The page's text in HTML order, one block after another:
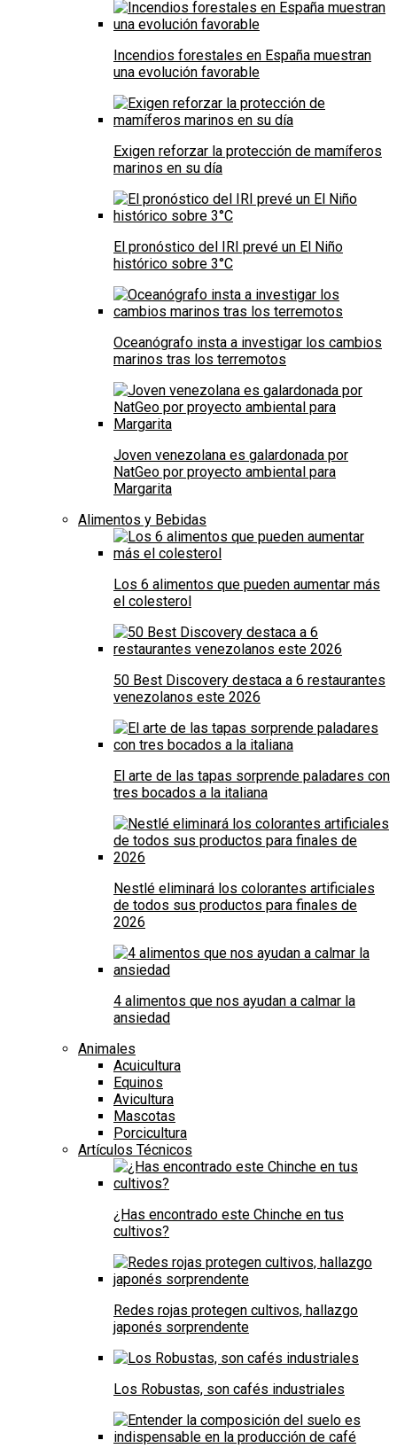
Incendios forestales en España muestran
una evolución favorable
Exigen reforzar la protección de mamíferos
marinos en su día
El pronóstico del IRI prevé un El Niño
histórico sobre 3°C
Oceanógrafo insta a investigar los cambios
marinos tras los terremotos
Joven venezolana es galardonada por
NatGeo por proyecto ambiental para
Margarita
Alimentos y Bebidas
Los 6 alimentos que pueden aumentar más
el colesterol
50 Best Discovery destaca a 6 restaurantes
venezolanos este 2026
El arte de las tapas sorprende paladares con
tres bocados a la italiana
Nestlé eliminará los colorantes artificiales
de todos sus productos para finales de
2026
4 alimentos que nos ayudan a calmar la
ansiedad
Animales
Acuicultura
Equinos
Avicultura
Mascotas
Porcicultura
Artículos Técnicos
¿Has encontrado este Chinche en tus
cultivos?
Redes rojas protegen cultivos, hallazgo
japonés sorprendente
Los Robustas, son cafés industriales